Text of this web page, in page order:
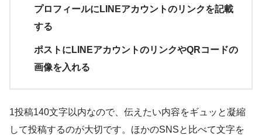
プロフィールにLINEアカウントのリンクを記載
する
ポストにLINEアカウントのリンクやQRコードの
画像を入れる
1投稿140文字以内なので、伝えたい内容をギュッと凝縮
して投稿するのが大切です。ほかのSNSと比べて文字を